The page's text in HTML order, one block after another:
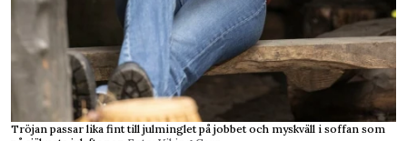
Tröjan passar lika fint till julminglet på jobbet och myskväll i soffan som